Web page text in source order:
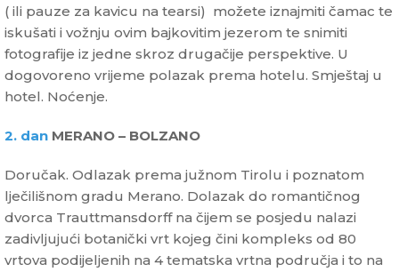
( ili pauze za kavicu na tearsi) možete iznajmiti čamac te
iskušati i vožnju ovim bajkovitim jezerom te snimiti
fotografije iz jedne skroz drugačije perspektive. U
dogovoreno vrijeme polazak prema hotelu. Smještaj u
hotel. Noćenje.
2. dan MERANO – BOLZANO
Doručak. Odlazak prema južnom Tirolu i poznatom
lječilišnom gradu Merano. Dolazak do romantičnog
dvorca Trauttmansdorff na čijem se posjedu nalazi
zadivljujući botanički vrt kojeg čini kompleks od 80
vrtova podijeljenih na 4 tematska vrtna područja i to na